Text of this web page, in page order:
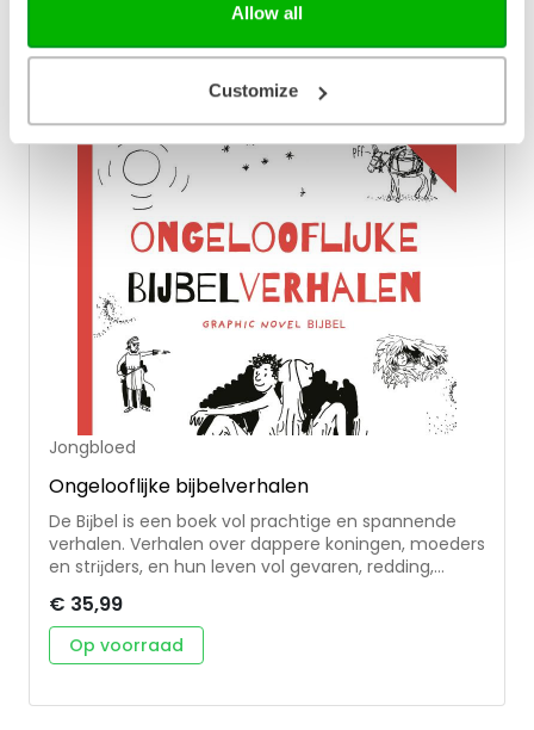
Allow all
Customize
knutselen? Ook dan vind je genoeg inspiratie in dit
boek. Fantaseer bijvoorbeeld hoe een engel
Duik in de achtergrondinformatie die in dit boek
Ook een mooi kerstcadeau voor kerken en scholen!
Jongbloed
Ongelooflijke bijbelverhalen
De Bĳbel is een boek vol prachtige en spannende
verhalen. Verhalen over dappere koningen, moeders
en strĳders, en hun leven vol gevaren, redding,
Sommigen zeggen dat God tot hen spreekt.
Anderen beweren dat ze een engel hebben gezien.
Weer anderen hebben dingen zien gebeuren die
is God? En wie is Jezus, over wie ze in de Oude
€ 35,99
Op voorraad